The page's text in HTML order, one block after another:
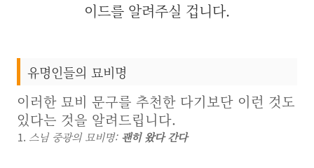
이드를 알려주실 겁니다.
유명인들의 묘비명
이러한 묘비 문구를 추천한 다기보단 이런 것도
있다는 것을 알려드립니다.
스님 중광의 묘비명: 괜히 왔다 간다